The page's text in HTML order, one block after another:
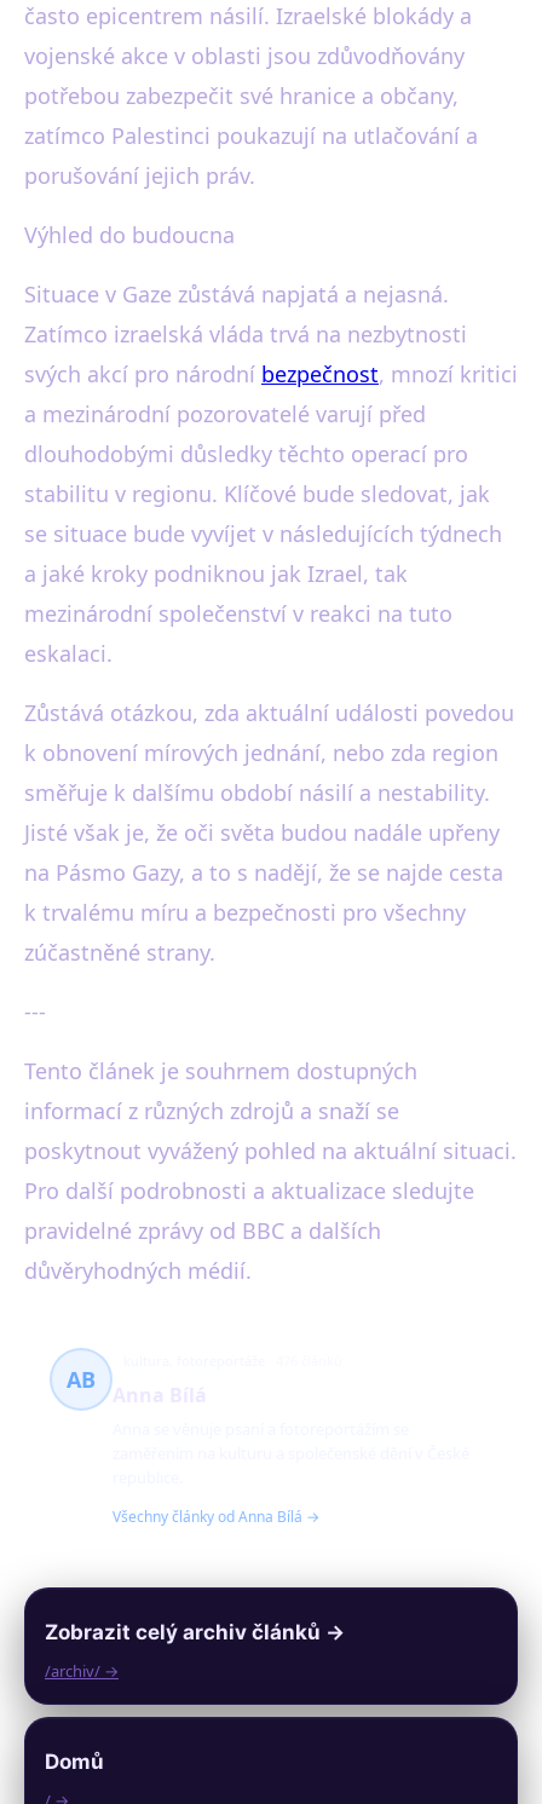
často epicentrem násilí. Izraelské blokády a
vojenské akce v oblasti jsou zdůvodňovány
potřebou zabezpečit své hranice a občany,
zatímco Palestinci poukazují na utlačování a
porušování jejich práv.
Výhled do budoucna
Situace v Gaze zůstává napjatá a nejasná.
Zatímco izraelská vláda trvá na nezbytnosti
svých akcí pro národní bezpečnost, mnozí kritici
a mezinárodní pozorovatelé varují před
dlouhodobými důsledky těchto operací pro
stabilitu v regionu. Klíčové bude sledovat, jak
se situace bude vyvíjet v následujících týdnech
a jaké kroky podniknou jak Izrael, tak
mezinárodní společenství v reakci na tuto
eskalaci.
Zůstává otázkou, zda aktuální události povedou
k obnovení mírových jednání, nebo zda region
směřuje k dalšímu období násilí a nestability.
Jisté však je, že oči světa budou nadále upřeny
na Pásmo Gazy, a to s nadějí, že se najde cesta
k trvalému míru a bezpečnosti pro všechny
zúčastněné strany.
---
Tento článek je souhrnem dostupných
informací z různých zdrojů a snaží se
poskytnout vyvážený pohled na aktuální situaci.
Pro další podrobnosti a aktualizace sledujte
pravidelné zprávy od BBC a dalších
důvěryhodných médií.
AB
Všechny články od Anna Bílá →
Zobrazit celý archiv článků →
/archiv/ →
Domů